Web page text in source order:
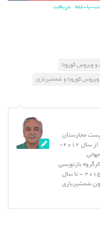
دریافت
ویروس کورونا
ویروس کورونا و شمشیربازی
مجارستان
عضو کمیته فنی کنفدراسیون شمشیربازی آسیا از سال 2012-
عضو کارگروه بازنویسی
قوانین فدراسیون جهانی شمشیربازی از سال 2015 - تا سال
شمشیربازی